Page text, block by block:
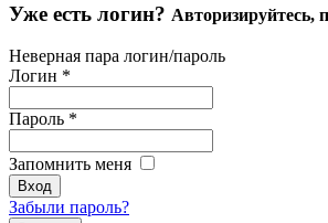
Уже есть логин? Авторизируйтесь,
Неверная пара логин/пароль
Логин *
Пароль *
Запомнить меня
Забыли пароль?